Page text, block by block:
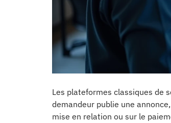
Les plateformes classiques de
demandeur publie une
mise en relation ou sur le